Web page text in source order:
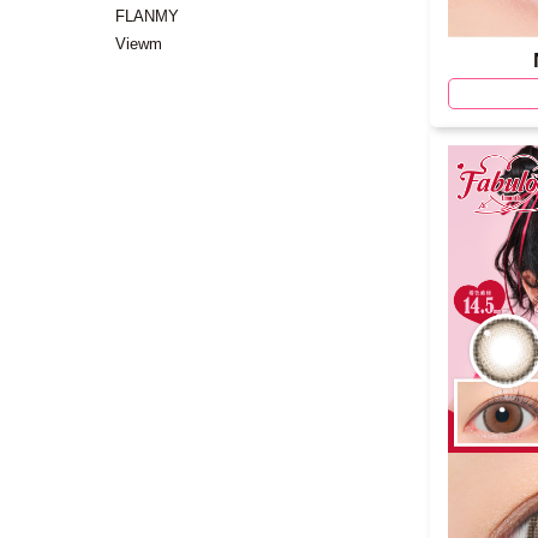
FLANMY
Viewm